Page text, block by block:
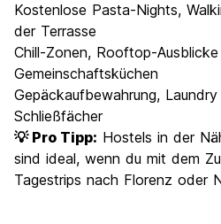
Kostenlose Pasta-Nights,
der Terrasse
Chill-Zonen, Rooftop-Ausblicke
Gemeinschaftsküchen
Gepäckaufbewahrung,
Schließfächer
💡 Pro Tipp: Hostels in der
sind ideal, wenn du mit dem
Tagestrips nach Florenz oder